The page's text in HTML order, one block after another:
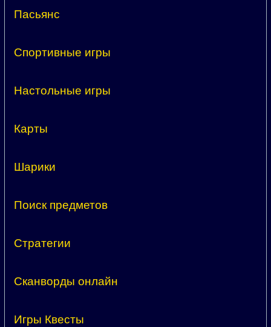
Пасьянс
Спортивные игры
Настольные игры
Карты
Шарики
Поиск предметов
Стратегии
Сканворды онлайн
Игры Квесты